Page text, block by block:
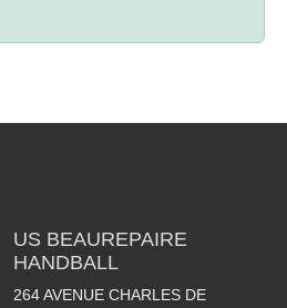
US BEAUREPAIRE
HANDBALL
264 AVENUE CHARLES DE